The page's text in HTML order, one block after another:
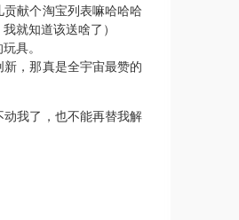
献个淘宝列表嘛哈哈哈
知道该送啥了）
具。
，那真是全宇宙最赞的
我了，也不能再替我解